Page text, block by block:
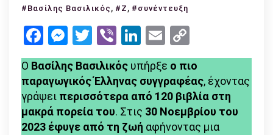
Βασίλης
«Από
έγραφα
για
να
απαλλαγώ
από
#Βασίλης Βασιλικός , #Ζ , #συνέντευξη
Facebook
Messenger
Twitter
ViberLinkedIn
Email
Link
Ο Βασίλης Βασιλικός υπήρξε ο πιο
παραγωγικός Έλληνας συγγραφέας, έχοντας
γράψει περισσότερα από 120 βιβλία στη
μακρά πορεία του. Στις 30 Νοεμβρίου του
2023 έφυγε από τη ζωή αφήνοντας μια